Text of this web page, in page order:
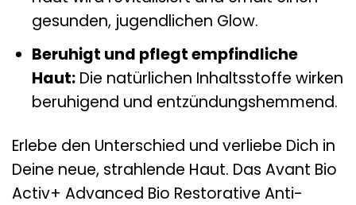
gesunden, jugendlichen Glow.
Beruhigt und pflegt empfindliche
Haut:Die natürlichen Inhaltsstoffe wirken
beruhigend und entzündungshemmend.
Erlebe den Unterschied und verliebe Dich in
Deine neue, strahlende Haut. Das Avant Bio
Activ+ Advanced Bio Restorative Anti-